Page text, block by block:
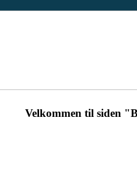
Velkommen til siden